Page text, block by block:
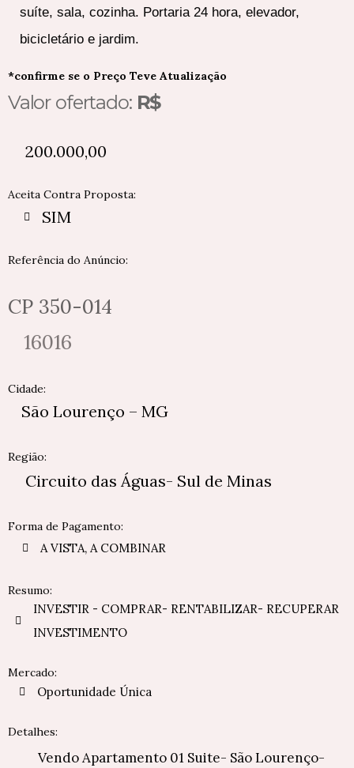
suíte, sala, cozinha. Portaria 24 hora, elevador,
bicicletário e jardim.
*confirme se o Preço Teve Atualização
Valor ofertado: R$
200.000,00
Aceita Contra Proposta:
SIM
Referência do Anúncio:
CP 350-014
16016
Cidade:
São Lourenço – MG
Região:
Circuito das Águas- Sul de Minas
Forma de Pagamento:
A VISTA, A COMBINAR
Resumo:
INVESTIR - COMPRAR- RENTABILIZAR- RECUPERAR
INVESTIMENTO
Mercado:
Oportunidade Única
Detalhes:
Vendo Apartamento 01 Suite- São Lourenço-